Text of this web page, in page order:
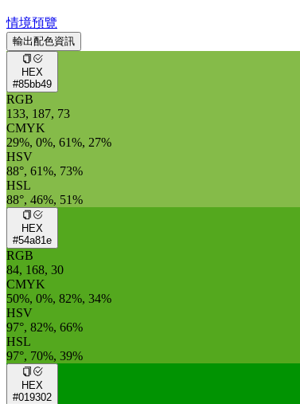
情境預覽
輸出配色資訊
HEX
#85bb49
RGB
133, 187, 73
CMYK
29%, 0%, 61%, 27%
HSV
88°, 61%, 73%
HSL
88°, 46%, 51%
HEX
#54a81e
RGB
84, 168, 30
CMYK
50%, 0%, 82%, 34%
HSV
97°, 82%, 66%
HSL
97°, 70%, 39%
HEX
#019302